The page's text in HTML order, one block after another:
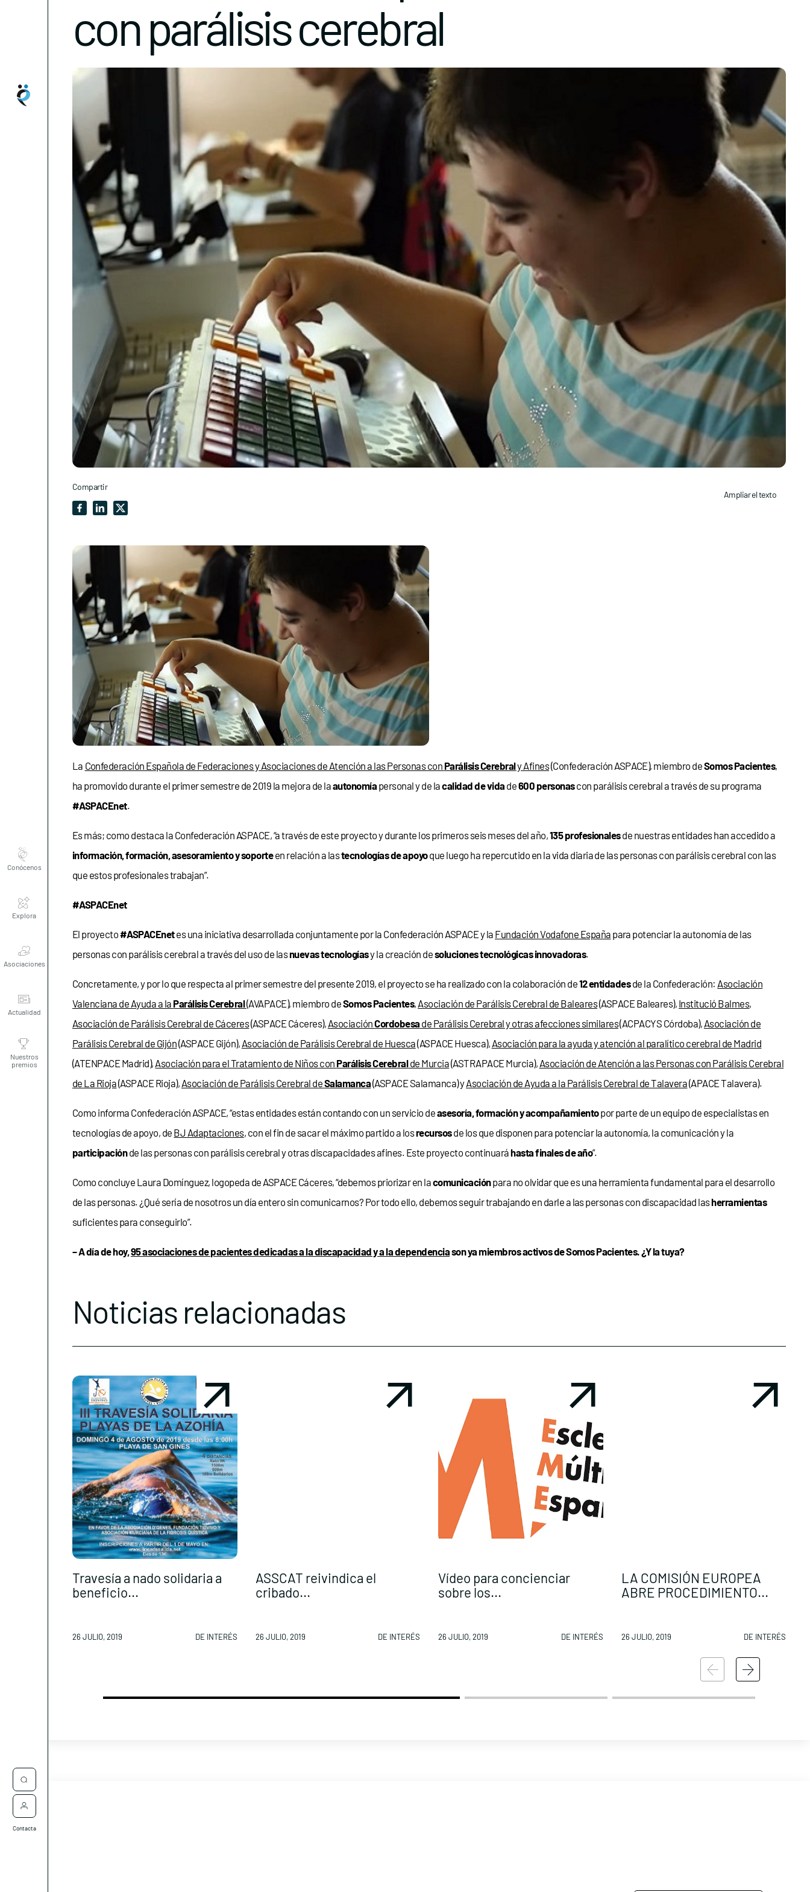
Conócenos
Explora
Asociaciones
Actualidad
Nuestros
premios
Contacta
con parálisis cerebral
Compartir
Ampliar el texto
La Confederación Española de Federaciones y Asociaciones de Atención a las Personas con Parálisis Cerebraly Afines(Confederación ASPACE), miembro deSomos Pacientes,
ha promovido durante el primer semestre de 2019 la mejora de laautonomía personal y de lacalidad de vida de600 personascon parálisis cerebral a través de su programa
#ASPACEnet.
Es más; como destaca la Confederación ASPACE, “a través de este proyecto y durante los primeros seis meses del año,135 profesionalesde nuestras entidades han accedido a
información, formación, asesoramiento y soporteen relación a lastecnologías de apoyoque luego ha repercutido en la vida diaria de las personas con parálisis cerebral con las
que estos profesionales trabajan”.
#ASPACEnet
El proyecto#ASPACEnetes una iniciativa desarrollada conjuntamente por la Confederación ASPACE y la Fundación Vodafone España para potenciar la autonomía de las
personas con parálisis cerebral a través del uso de lasnuevas tecnologíasy la creación desoluciones tecnológicas innovadoras.
Concretamente, y por lo que respecta al primer semestre del presente 2019, el proyecto se ha realizado con la colaboración de12 entidadesde la Confederación: Asociación
Valenciana de Ayuda a la Parálisis Cerebral(AVAPACE), miembro deSomos Pacientes, Asociación de Parálisis Cerebral de Baleares(ASPACE Baleares), Institució Balmes,
Asociación de Parálisis Cerebral de Cáceres(ASPACE Cáceres), AsociaciónCordobesa de Parálisis Cerebral y otras afecciones similares(ACPACYS Córdoba), Asociación de
Parálisis Cerebral de Gijón(ASPACE Gijón), Asociación de Parálisis Cerebral de Huesca(ASPACE Huesca), Asociación para la ayuda y atención al paralítico cerebral de Madrid
(ATENPACE Madrid), Asociación para el Tratamiento de Niños con Parálisis Cerebralde Murcia(ASTRAPACE Murcia), Asociación de Atención a las Personas con Parálisis Cerebral
de La Rioja(ASPACE Rioja), Asociación de Parálisis Cerebral deSalamanca(ASPACE Salamanca) yAsociación de Ayuda a la Parálisis Cerebral de Talavera(APACE Talavera).
Como informa Confederación ASPACE, “estas entidades están contando con un servicio deasesoría, formación y acompañamientopor parte de un equipo de especialistas en
tecnologías de apoyo, de BJ Adaptaciones, con el fin de sacar el máximo partido a losrecursosde los que disponen para potenciar la autonomía, la comunicación y la
participaciónde las personas con parálisis cerebral y otras discapacidades afines. Este proyecto continuaráhasta finales de año”.
Como concluye Laura Domínguez, logopeda de ASPACE Cáceres, “debemos priorizar en lacomunicaciónpara no olvidar que es una herramienta fundamental para el desarrollo
de las personas. ¿Qué sería de nosotros un día entero sin comunicarnos? Por todo ello, debemos seguir trabajando en darle a las personas con discapacidad lasherramientas
suficientes para conseguirlo”.
– A día de hoy, 95 asociaciones de pacientes dedicadas a la discapacidad y a la dependenciason ya miembros activos de Somos Pacientes. ¿Y la tuya?
Noticias relacionadas
Travesía a nado solidaria a
beneficio...
26 JULIO, 2019 DE INTERÉS
ASSCAT reivindica el
cribado...
26 JULIO, 2019 DE INTERÉS
Vídeo para concienciar
sobre los...
26 JULIO, 2019 DE INTERÉS
LA COMISIÓN EUROPEA
ABRE PROCEDIMIENTO...
26 JULIO, 2019 DE INTERÉS